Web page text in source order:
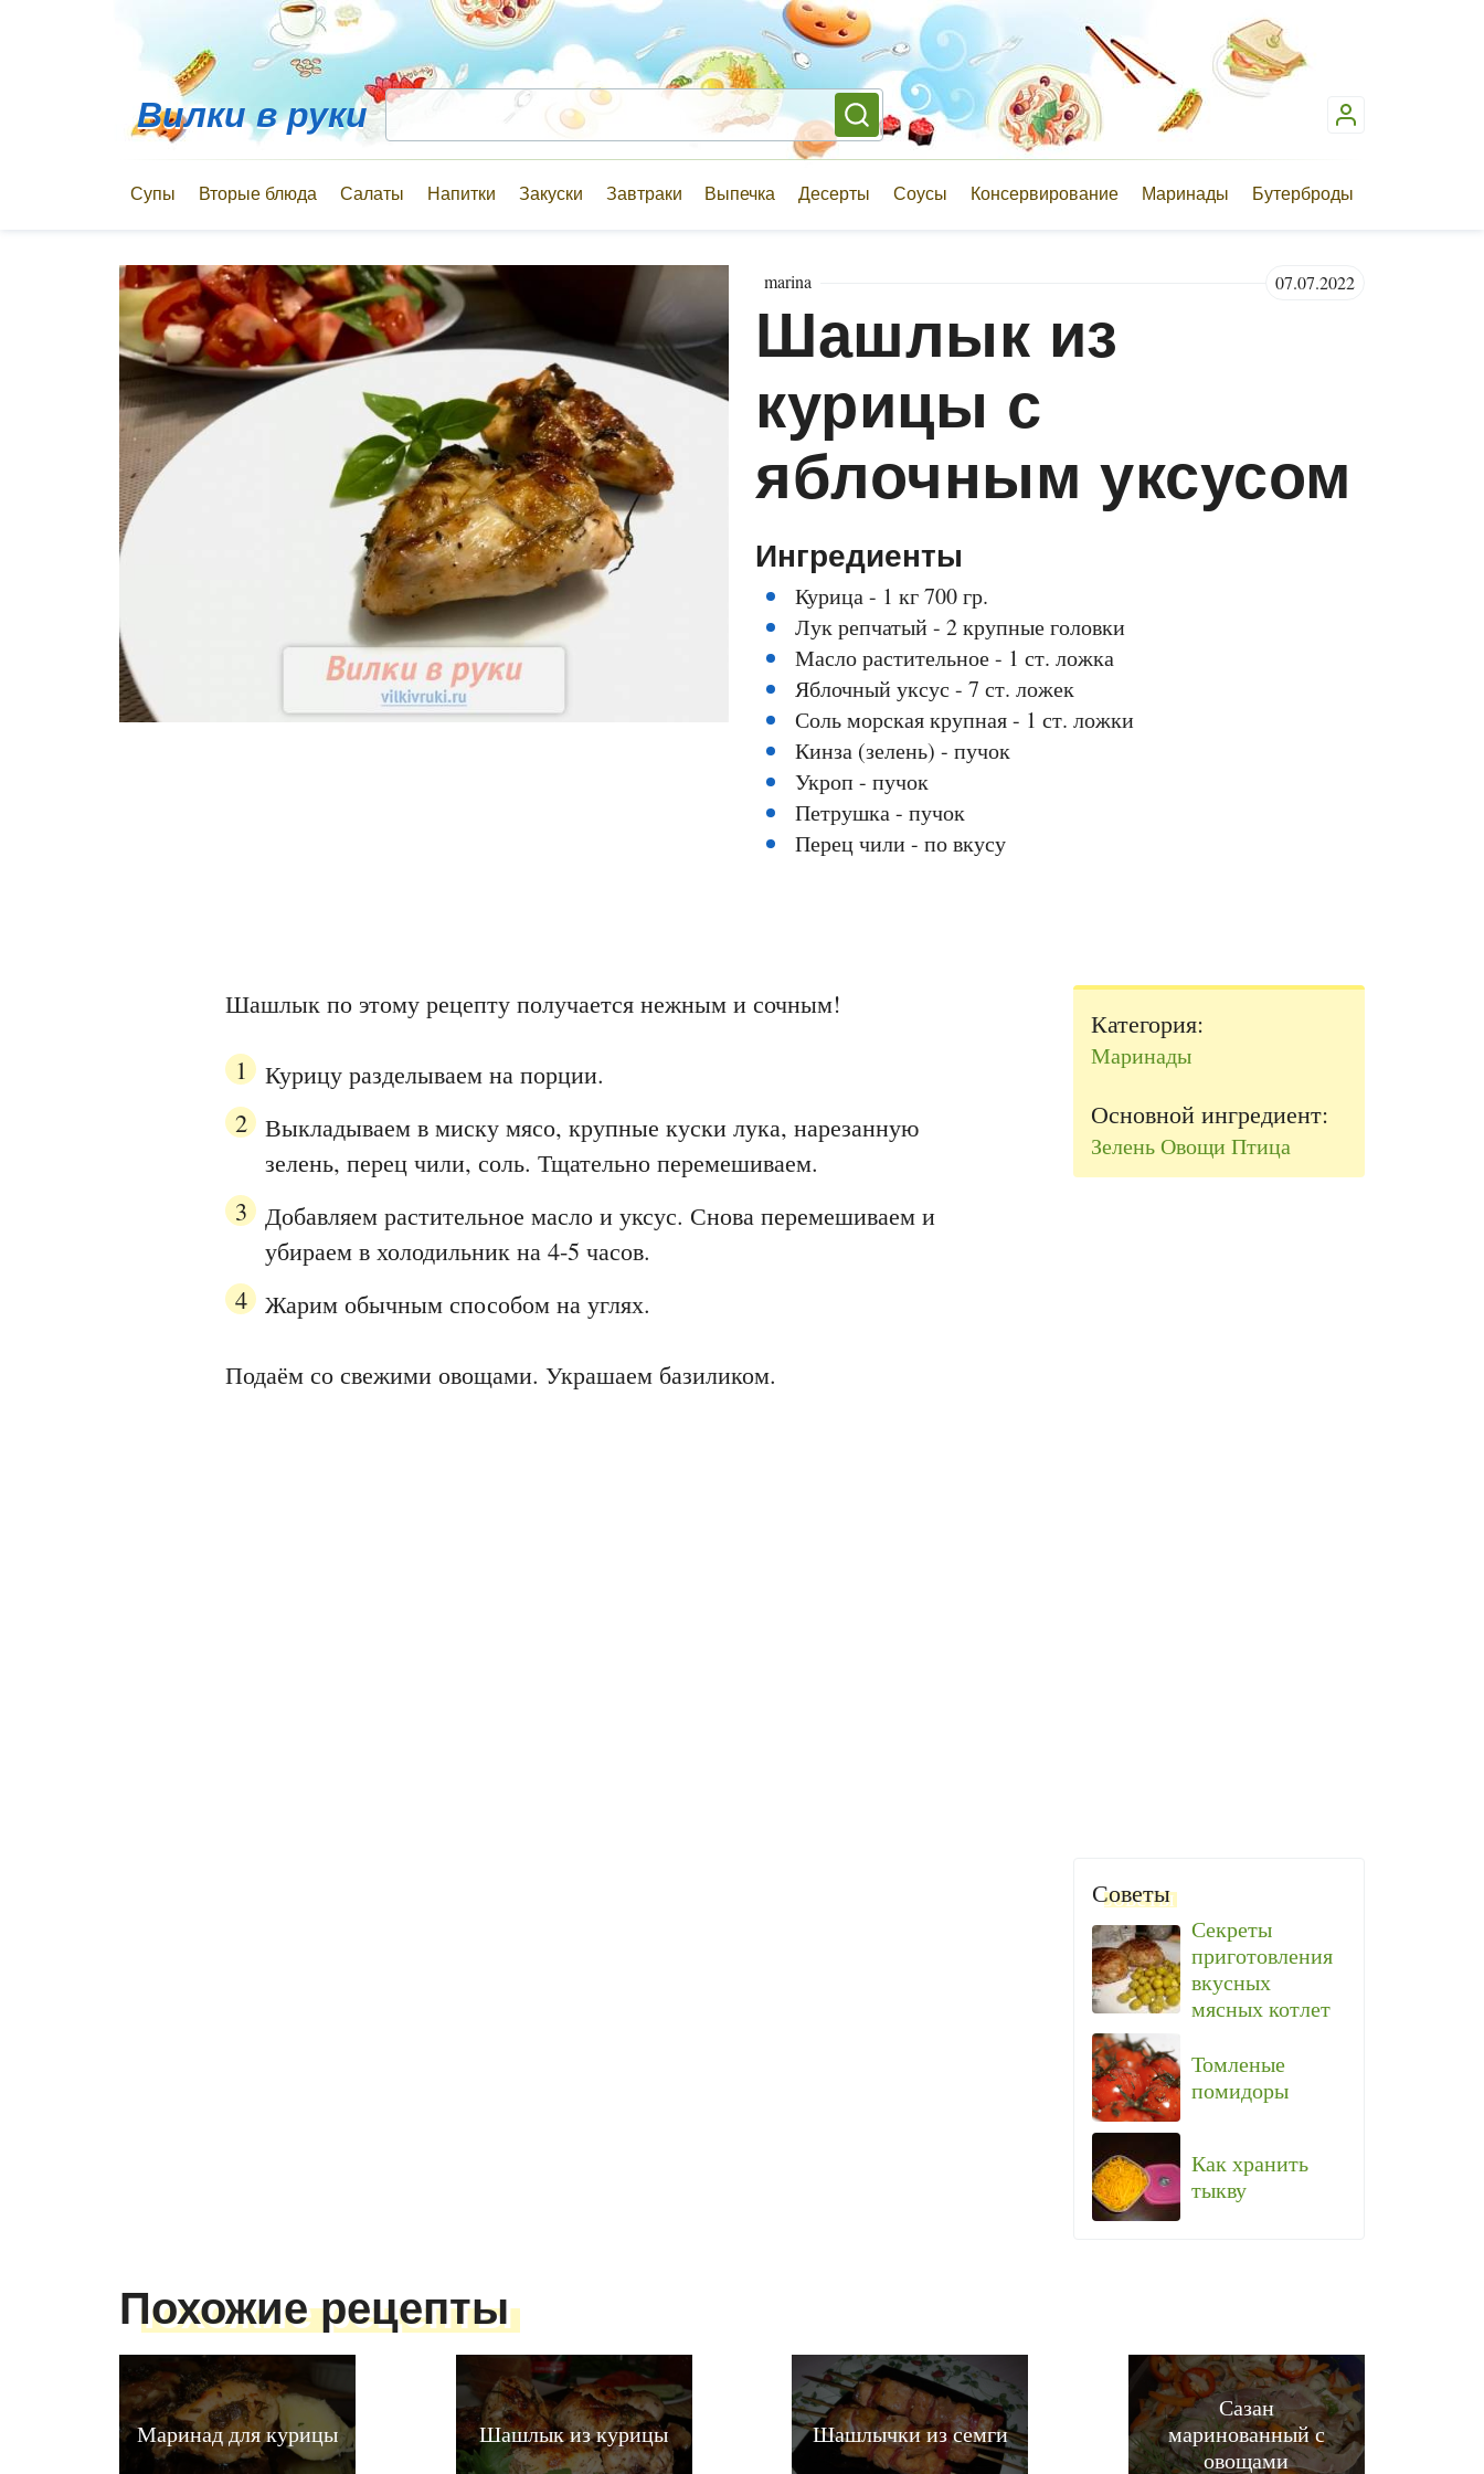
Вилки в руки
Супы Вторые блюда Салаты Напитки Закуски Завтраки Выпечка Десерты Соусы Консервирование Маринады Бутерброды
marina 07.07.2022
Шашлык из
курицы с
яблочным уксусом
Ингредиенты
Курица - 1 кг 700 гр.
Лук репчатый - 2 крупные головки
Масло растительное - 1 ст. ложка
Яблочный уксус - 7 ст. ложек
Соль морская крупная - 1 ст. ложки
Кинза (зелень) - пучок
Укроп - пучок
Петрушка - пучок
Перец чили - по вкусу
Шашлык по этому рецепту получается нежным и сочным!
Курицу разделываем на порции.
Выкладываем в миску мясо, крупные куски лука, нарезанную
зелень, перец чили, соль. Тщательно перемешиваем.
Добавляем растительное масло и уксус. Снова перемешиваем и
убираем в холодильник на 4-5 часов.
Жарим обычным способом на углях.
Подаём со свежими овощами. Украшаем базиликом.
Категория:
Маринады
Основной ингредиент:
ЗеленьОвощи Птица
Советы
Секреты
приготовления
вкусных
мясных котлет
Томленые
помидоры
Как хранить
тыкву
Похожие рецепты
Маринад для курицы Шашлык из курицы Шашлычки из семги
Сазан
маринованный с
овощами